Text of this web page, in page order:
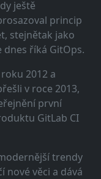
ještě
princip
stejnětak jako
říká GitOps.
2012 a
v roce 2013,
první
GitLab CI
trendy
nové věci a dává